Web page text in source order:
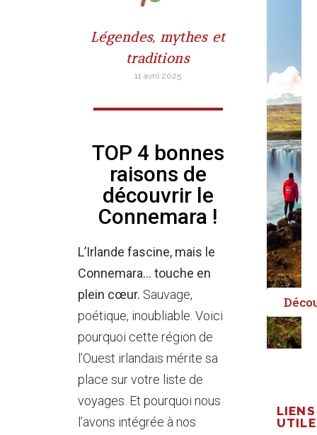
Légendes, mythes et
traditions
11 avril 2025
TOP 4 bonnes
raisons de
découvrir le
Connemara !
L’Irlande fascine, mais le
Connemara… touche en
plein cœur. Sauvage,
poétique, inoubliable. Voici
pourquoi cette région de
l’Ouest irlandais mérite sa
place sur votre liste de
voyages. Et pourquoi nous
l’avons intégrée à nos
LIENS